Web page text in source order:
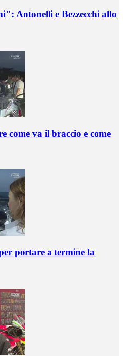
Antonelli e Bezzecchi allo
come va il braccio e come
portare a termine la